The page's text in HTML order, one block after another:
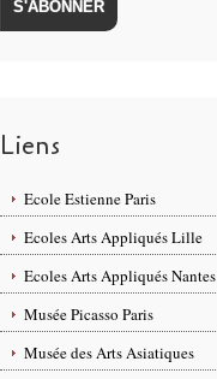
Liens
Ecole Estienne Paris
Ecoles Arts Appliqués Lille
Ecoles Arts Appliqués Nantes
Musée Picasso Paris
Musée des Arts Asiatiques